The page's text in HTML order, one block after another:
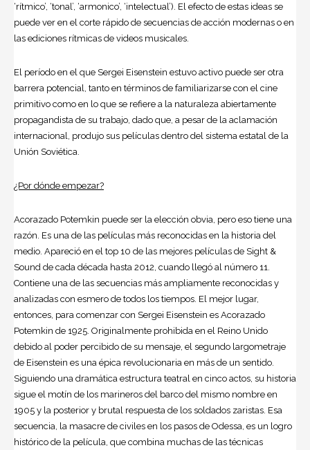
‘rítmico’, ‘tonal’, ‘armonico’, ‘intelectual’). El efecto de estas ideas se
puede ver en el corte rápido de secuencias de acción modernas o en
las ediciones rítmicas de videos musicales.
El período en el que Sergei Eisenstein estuvo activo puede ser otra
barrera potencial, tanto en términos de familiarizarse con el cine
primitivo como en lo que se refiere a la naturaleza abiertamente
propagandista de su trabajo, dado que, a pesar de la aclamación
internacional, produjo sus películas dentro del sistema estatal de la
Unión Soviética.
¿Por dónde empezar?
Acorazado Potemkin puede ser la elección obvia, pero eso tiene una
razón. Es una de las películas más reconocidas en la historia del
medio. Apareció en el top 10 de las mejores películas de Sight &
Sound de cada década hasta 2012, cuando llegó al número 11.
Contiene una de las secuencias más ampliamente reconocidas y
analizadas con esmero de todos los tiempos. El mejor lugar,
entonces, para comenzar con Sergei Eisenstein es Acorazado
Potemkin de 1925. Originalmente prohibida en el Reino Unido
debido al poder percibido de su mensaje, el segundo largometraje
de Eisenstein es una épica revolucionaria en más de un sentido.
Siguiendo una dramática estructura teatral en cinco actos, su historia
sigue el motín de los marineros del barco del mismo nombre en
1905 y la posterior y brutal respuesta de los soldados zaristas. Esa
secuencia, la masacre de civiles en los pasos de Odessa, es un logro
histórico de la película, que combina muchas de las técnicas